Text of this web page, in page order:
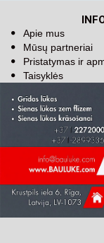
Apie mus
Mūsų partneriai
Pristatymas ir
Taisyklės